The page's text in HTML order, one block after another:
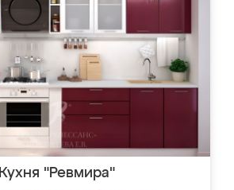
Кухня "Ревмира"